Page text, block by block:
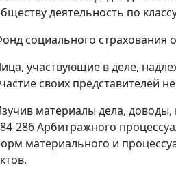
деятельность по
социального страхования
участвующие в деле,
своих представителей
материалы дела,
286Арбитражного
материального и